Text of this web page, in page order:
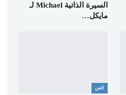
السيرة الذاتية Michael لـ
مايكل…
الفن